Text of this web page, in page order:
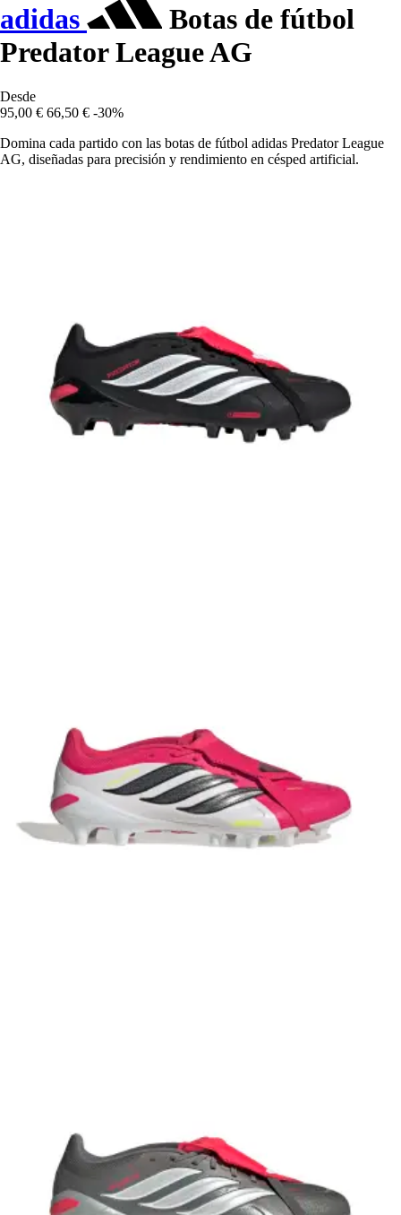
adidas
Botas de fútbol
Predator League AG
Desde
95,00 € 66,50 € -30%
Domina cada partido con las botas de fútbol adidas Predator League
AG, diseñadas para precisión y rendimiento en césped artificial.